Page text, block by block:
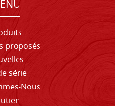
proposés
série
Nous